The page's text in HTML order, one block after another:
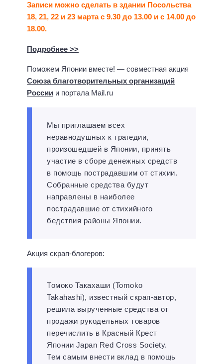
Записи можно сделать в здании Посольства
18, 21, 22 и 23 марта с 9.30 до 13.00 и с 14.00 до
18.00.
Подробнее >>
Поможем Японии вместе! — совместная акция
Союза благотворительных организаций
России и портала Mail.ru
Мы приглашаем всех
неравнодушных к трагедии,
произошедшей в Японии, принять
участие в сборе денежных средств
в помощь пострадавшим от стихии.
Собранные средства будут
направлены в наиболее
пострадавшие от стихийного
бедствия районы Японии.
Акция скрап-блогеров:
Томоко Такахаши (Tomoko
Takahashi), известный скрап-автор,
решила вырученные средства от
продажи рукодельных товаров
перечислить в Красный Крест
Японии Japan Red Cross Society.
Тем самым внести вклад в помощь